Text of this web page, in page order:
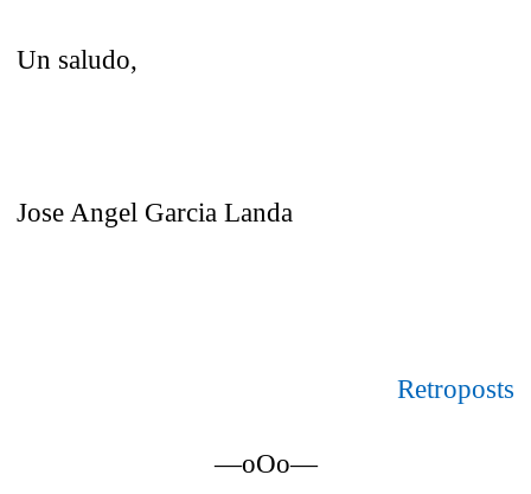
Un saludo,
Jose Angel Garcia Landa
Retroposts
—oOo—